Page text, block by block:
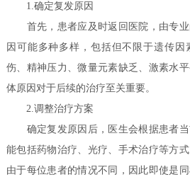
1.确定复发原因
首先，患者应及时返回医院，由专业
因可能多种多样，包括但不限于遗传
伤、精神压力、微量元素缺乏、激素水
体原因对于后续的治疗至关重要。
2.调整治疗方案
确定复发原因后，医生会根据患者当
能包括药物治疗、光疗、手术治疗等方
由于每位患者的情况不同，因此即使是